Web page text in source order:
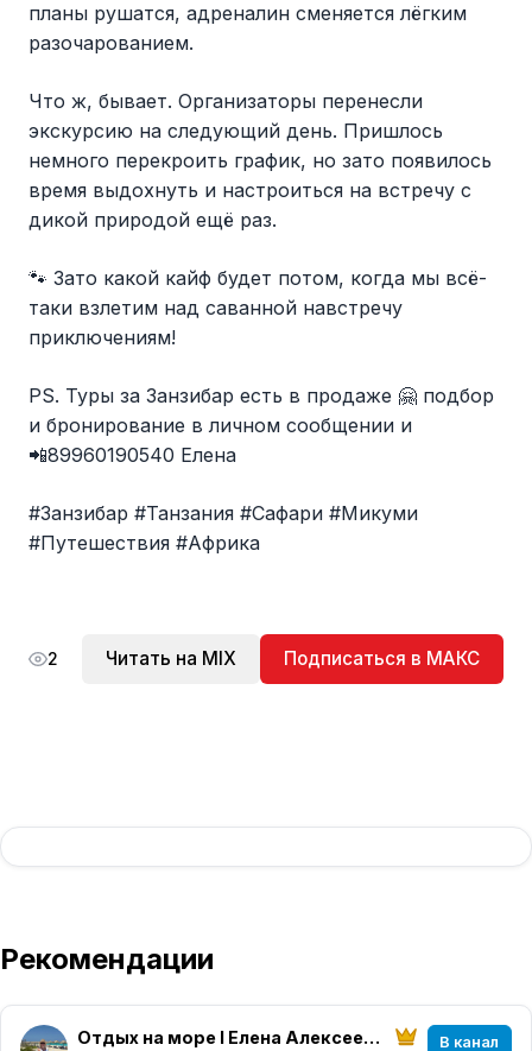
планы рушатся, адреналин сменяется лёгким
разочарованием.
Что ж, бывает. Организаторы перенесли
экскурсию на следующий день. Пришлось
немного перекроить график, но зато появилось
время выдохнуть и настроиться на встречу с
дикой природой ещё раз.
🐾 Зато какой кайф будет потом, когда мы всё-
таки взлетим над саванной навстречу
приключениям!
PS. Туры за Занзибар есть в продаже 🤗 подбор
и бронирование в личном сообщении и
📲89960190540 Елена
#Занзибар #Танзания #Сафари #Микуми
#Путешествия #Африка
2 Читать на MIX Подписаться в МАКС
Рекомендации
Отдых на море I Елена Алексеева I МирАмор В канал